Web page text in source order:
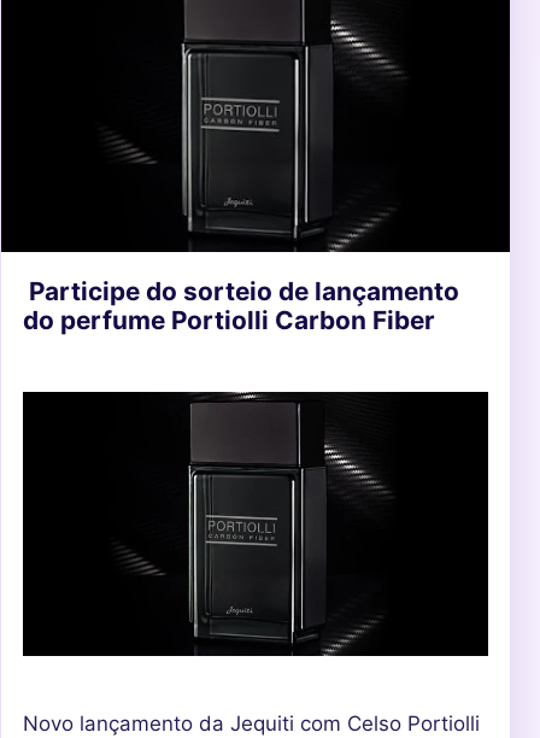
Participe do sorteio de lançamento
do perfume Portiolli Carbon Fiber
Novo lançamento da Jequiti com Celso Portiolli